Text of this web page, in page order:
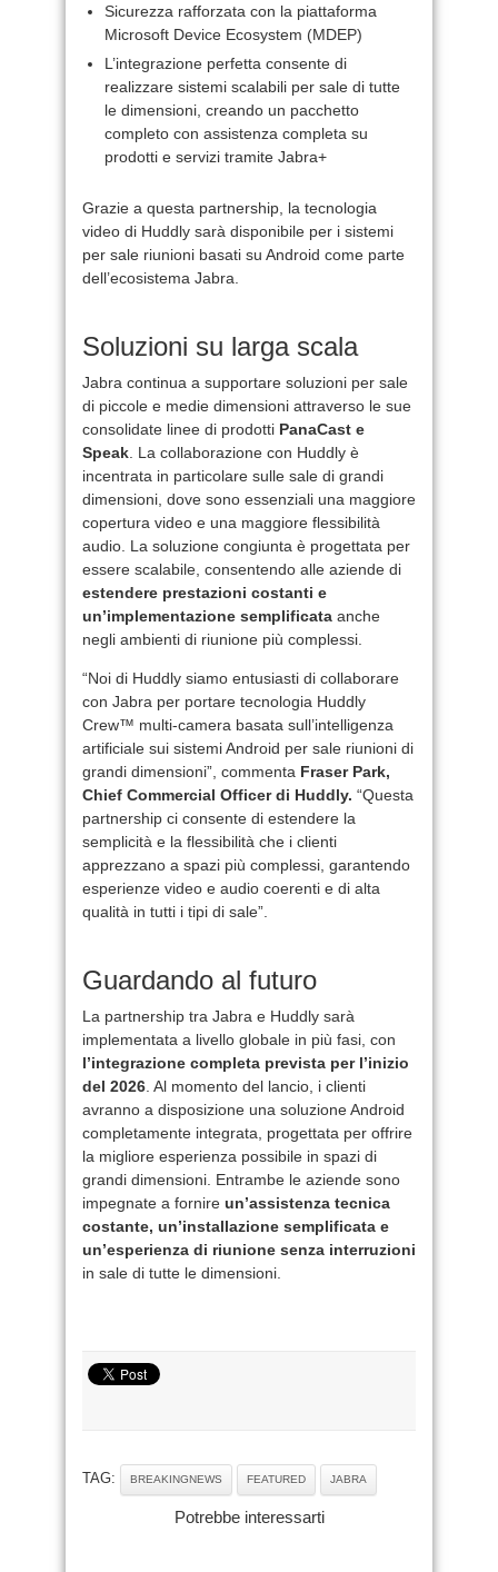
Sicurezza rafforzata con la piattaforma
Microsoft Device Ecosystem (MDEP)
L’integrazione perfetta consente di
realizzare sistemi scalabili per sale di tutte
le dimensioni, creando un pacchetto
completo con assistenza completa su
prodotti e servizi tramite Jabra+
Grazie a questa partnership, la tecnologia
video di Huddly sarà disponibile per i sistemi
per sale riunioni basati su Android come parte
dell’ecosistema Jabra.
Soluzioni su larga scala
Jabra continua a supportare soluzioni per sale
di piccole e medie dimensioni attraverso le sue
consolidate linee di prodotti PanaCast e
Speak . La collaborazione con Huddly è
incentrata in particolare sulle sale di grandi
dimensioni, dove sono essenziali una maggiore
copertura video e una maggiore flessibilità
audio. La soluzione congiunta è progettata per
essere scalabile, consentendo alle aziende di
estendere prestazioni costanti e
un’implementazione semplificata anche
negli ambienti di riunione più complessi.
“Noi di Huddly siamo entusiasti di collaborare
con Jabra per portare tecnologia Huddly
Crew™ multi-camera basata sull’intelligenza
artificiale sui sistemi Android per sale riunioni di
grandi dimensioni”, commenta Fraser Park,
Chief Commercial Officer di Huddly. “Questa
partnership ci consente di estendere la
semplicità e la flessibilità che i clienti
apprezzano a spazi più complessi, garantendo
esperienze video e audio coerenti e di alta
qualità in tutti i tipi di sale”.
Guardando al futuro
La partnership tra Jabra e Huddly sarà
implementata a livello globale in più fasi, con
l’integrazione completa prevista per l’inizio
del 2026 . Al momento del lancio, i clienti
avranno a disposizione una soluzione Android
completamente integrata, progettata per offrire
la migliore esperienza possibile in spazi di
grandi dimensioni. Entrambe le aziende sono
impegnate a fornire un’assistenza tecnica
costante, un’installazione semplificata e
un’esperienza di riunione senza interruzioni
in sale di tutte le dimensioni.
TAG: BREAKINGNEWS FEATURED JABRA
Potrebbe interessarti